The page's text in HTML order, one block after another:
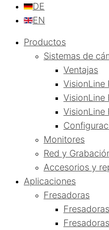
DE
EN
Productos
Sistemas de
Ventajas
VisionLine
VisionLine
VisionLine
Monitores
Red y
Accesorios y
Aplicaciones
Fresadoras